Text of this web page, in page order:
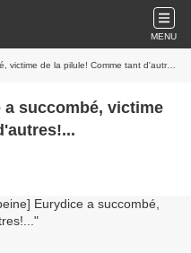
MENU
de la pilule! Comme tant d'autres!...
a succombé, victime